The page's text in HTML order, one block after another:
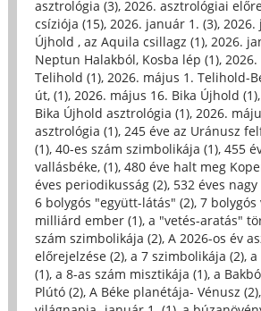
asztrológia (3), 2026. asztrológiai
csíziója (15), 2026. január 1. (3), 2026.
Újhold , az Aquila csillagz (1), 2026.
Neptun Halakból, Kosba lép (1),
Telihold (1), 2026. május 1. Telihold-
út, (1), 2026. május 16. Bika Újhold (1),
Bika Újhold asztrológia (1), 2026.
asztrológia (1), 245 éve az Uránusz
(1), 40-es szám szimbolikája (1), 455
vallásbéke, (1), 480 éve halt meg
éves periodikusság (2), 532 éves
6 bolygós "együtt-látás" (2), 7 bolygós
milliárd ember (1), a "vetés-aratás"
szám szimbolikája (2), A 2026-os év
előrejelzése (2), a 7 szimbolikája (2), a
(1), a 8-as szám misztikája (1), a
Plútó (2), A Béke planétája- Vénusz (2),